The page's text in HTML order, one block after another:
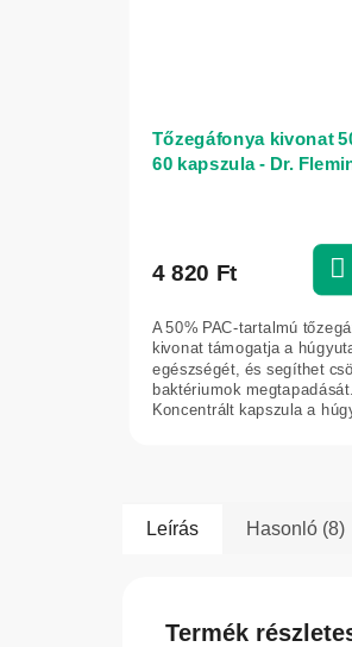
Tőzegáfonya kivonat
60 kapszula - Dr.
4 820 Ft
A 50% PAC-tartalmú
kivonat támogatja a
egészségét, és segíthet
baktériumok megtapadását.
Koncentrált kapszula a
Leírás Hasonló (8)
Termék